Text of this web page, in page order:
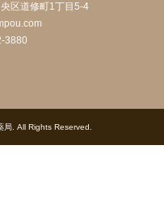
区道修町1丁目5-4
3880
局. All Rights Reserved.